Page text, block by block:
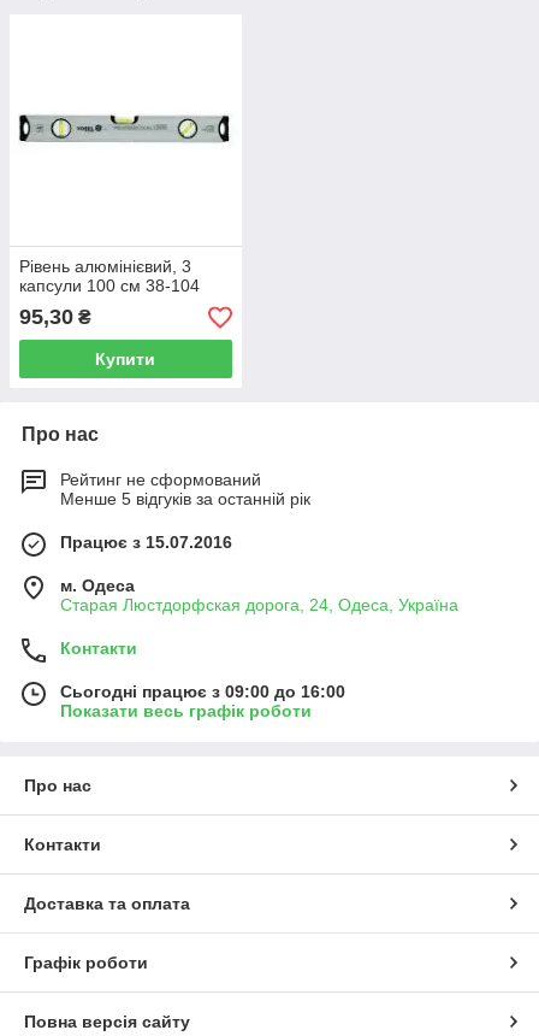
Рівень алюмінієвий, 3
капсули 100 см 38-104
95,30 ₴
Купити
Про нас
Рейтинг не сформований
Менше 5 відгуків за останній рік
Працює з 15.07.2016
м. Одеса
Старая Люстдорфская дорога, 24, Одеса, Україна
Контакти
Сьогодні працює з 09:00 до 16:00
Показати весь графік роботи
Про нас
Контакти
Доставка та оплата
Графік роботи
Повна версія сайту